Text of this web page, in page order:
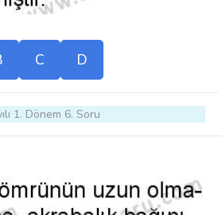
C D
1. Dönem 6. Soru